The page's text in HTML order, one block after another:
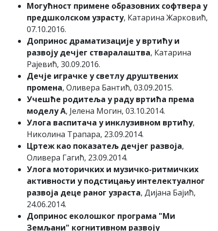
Могућност примене образовних софтвера у
предшколском узрасту, Катарина Жарковић,
07.10.2016.
Допринос драматизације у вртићу и
развоју дечјег стваралаштва, Катарина
Рајевић, 30.09.2016.
Дечје играчке у светлу друштвених
промена, Оливера Бантић, 03.09.2015.
Учешће родитеља у раду вртића према
моделу А, Јелена Могин, 03.10.2014.
Улога васпитача у инклузивном вртићу,
Николина Трапара, 23.09.2014.
Цртеж као показатељ дечјег развоја,
Оливера Гагић, 23.09.2014.
Улога моторичких и музичко-ритмичких
активности у подстицању интелектуалног
развоја деце раног узраста, Дијана Бајић,
24.06.2014.
Допринос еколошког програма "Ми
Земљани" когнитивном развоју